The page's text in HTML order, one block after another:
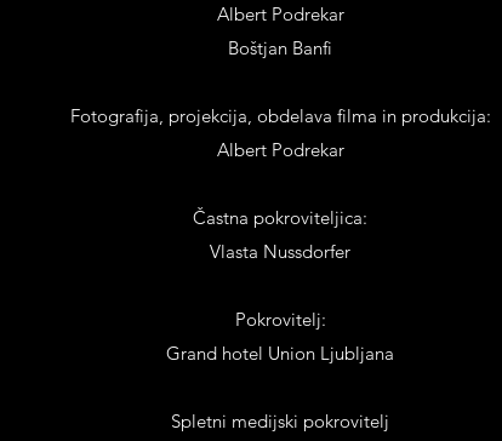
Albert Podrekar
Boštjan Banfi
Fotografija, projekcija, obdelava filma in produkcija:
Albert Podrekar
Častna pokroviteljica:
Vlasta Nussdorfer
Pokrovitelj:
Grand hotel Union Ljubljana
Spletni medijski pokrovitelj